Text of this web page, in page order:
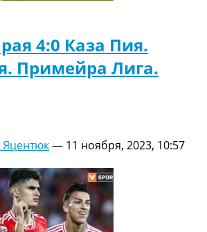
4:0 Каза Пия.
Примейра Лига.
Яцентюк— 11 ноября, 2023, 10:57